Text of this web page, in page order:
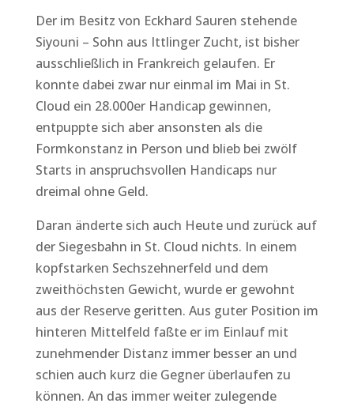
Der im Besitz von Eckhard Sauren stehende
Siyouni – Sohn aus Ittlinger Zucht, ist bisher
ausschließlich in Frankreich gelaufen. Er
konnte dabei zwar nur einmal im Mai in St.
Cloud ein 28.000er Handicap gewinnen,
entpuppte sich aber ansonsten als die
Formkonstanz in Person und blieb bei zwölf
Starts in anspruchsvollen Handicaps nur
dreimal ohne Geld.
Daran änderte sich auch Heute und zurück auf
der Siegesbahn in St. Cloud nichts. In einem
kopfstarken Sechszehnerfeld und dem
zweithöchsten Gewicht, wurde er gewohnt
aus der Reserve geritten. Aus guter Position im
hinteren Mittelfeld faßte er im Einlauf mit
zunehmender Distanz immer besser an und
schien auch kurz die Gegner überlaufen zu
können. An das immer weiter zulegende